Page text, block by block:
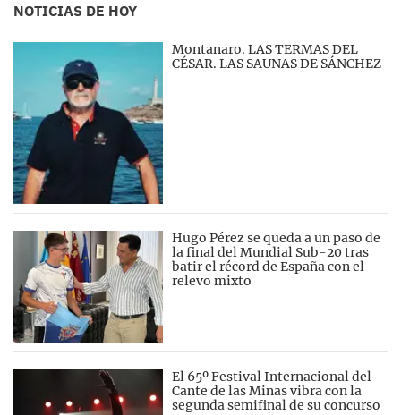
NOTICIAS DE HOY
Montanaro. LAS TERMAS DEL
CÉSAR. LAS SAUNAS DE SÁNCHEZ
Hugo Pérez se queda a un paso de
la final del Mundial Sub-20 tras
batir el récord de España con el
relevo mixto
El 65º Festival Internacional del
Cante de las Minas vibra con la
segunda semifinal de su concurso